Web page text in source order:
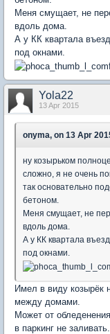
Меня смущает, не
вдоль дома.
А у КК квартала
под окнами.
Yola22
13 Apr 2015
onyma, on 13 Apr
ну козырьком
сложно, я не очень
так основательно
бетоном.
Меня смущает, не
вдоль дома.
А у КК квартала
под окнами.
Имел в виду козырёк
между домами.
Может от
в паркинг не заливать.